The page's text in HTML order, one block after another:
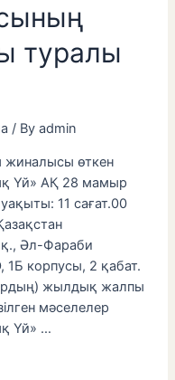
туралы
/ Byadmin
өткен
Үй» АҚ 28 мамыр
11 сағат.00
Әл-Фараби
корпусы, 2 қабат.
жылдық жалпы
мәселелер
Үй» …